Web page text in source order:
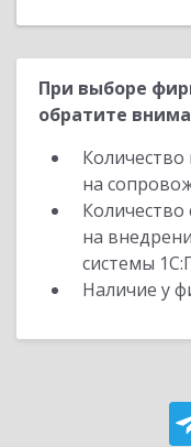
При выборе
обратите
на
Количество
на
системы
Наличие у